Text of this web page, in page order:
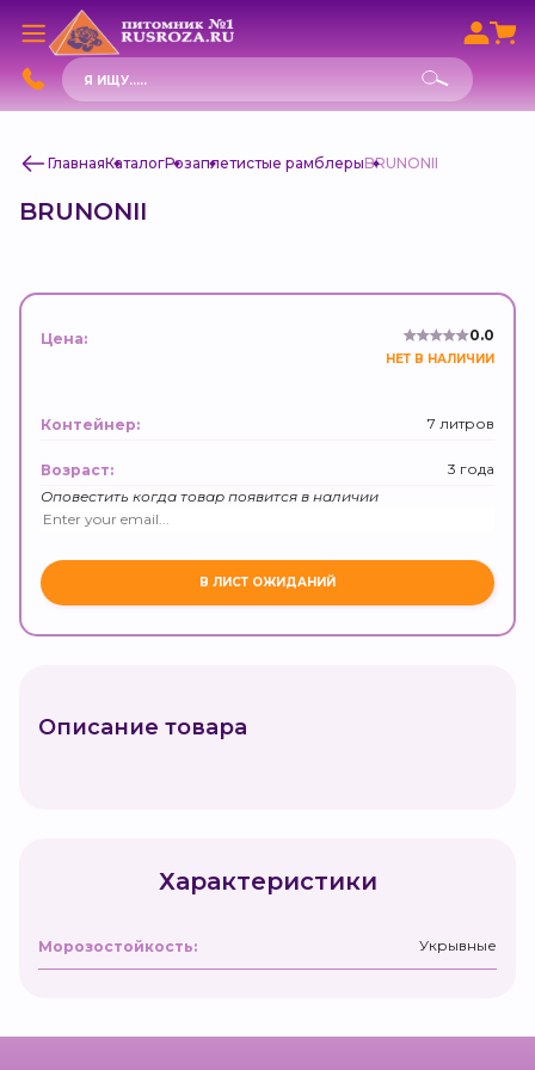
Поиск
товаров
ГлавнаяКаталогРозаплетистые рамблерыBRUNONII
BRUNONII
Цена: 0.0
НЕТ В НАЛИЧИИ
Контейнер: 7 литров
Возраст:
3 года
Оповестить когда товар появится в наличии
Описание товара
Характеристики
Морозостойкость: Укрывные